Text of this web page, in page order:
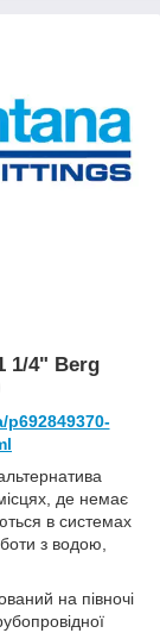
1/4" Berg
де немає
в системах
з водою,
на півночі